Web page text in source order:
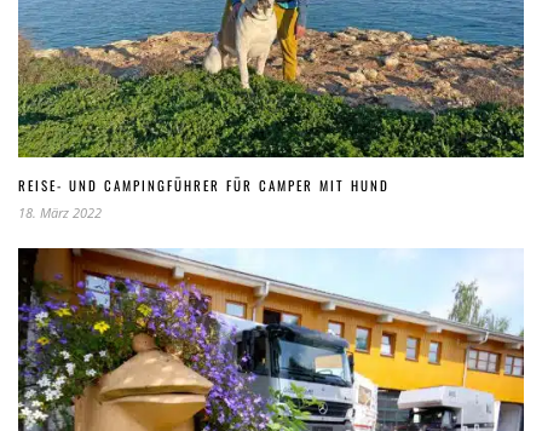
REISE- UND CAMPINGFÜHRER FÜR CAMPER MIT HUND
18. März 2022